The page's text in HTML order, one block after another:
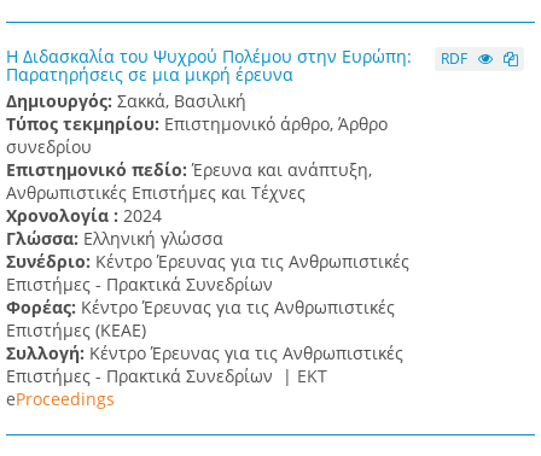
Η Διδασκαλία του Ψυχρού Πολέμου στην Ευρώπη:
Παρατηρήσεις σε μια μικρή έρευνα
Δημιουργός: Σακκά, Βασιλική
Τύπος τεκμηρίου: Επιστημονικό άρθρο, Άρθρο
συνεδρίου
Επιστημονικό πεδίο:Έρευνα και ανάπτυξη,
Ανθρωπιστικές Επιστήμες και Τέχνες
Χρονολογία : 2024
Γλώσσα: Ελληνική γλώσσα
Συνέδριο: Κέντρο Έρευνας για τις Ανθρωπιστικές
Επιστήμες - Πρακτικά Συνεδρίων
Φορέας: Κέντρο Έρευνας για τις Ανθρωπιστικές
Επιστήμες (ΚΕΑΕ)
Συλλογή: Κέντρο Έρευνας για τις Ανθρωπιστικές
Επιστήμες - Πρακτικά Συνεδρίων | ΕΚΤ
eProceedings
RDF